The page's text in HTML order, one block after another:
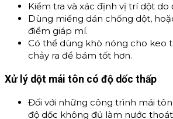
Kiểm tra và xác định vị trí dột
Dùng miếng dán chống dột,
điểm giáp mí.
Có thể dùng khò nóng cho keo
chảy ra để bám tốt hơn.
Xử lý dột mái tôn có độ dốc thấp
Đối với những công trình mái
độ dốc không đủ làm nước